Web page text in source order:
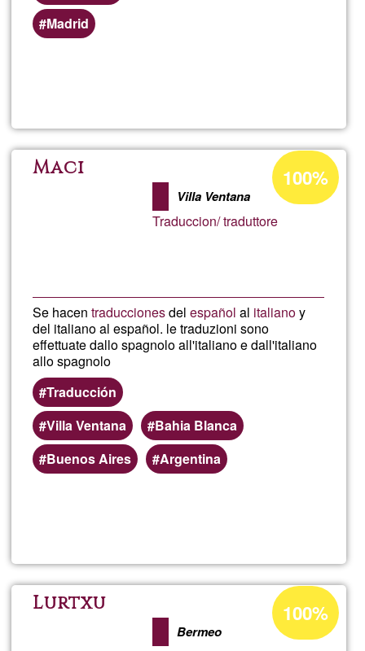
Madrid
Maci
Villa Ventana
Traduccion/ traduttore
Se hacentraduccionesdelespañol al italianoy
del italiano al español. le traduzioni sono
effettuate dallo spagnolo all'italiano e dall'italiano
allo spagnolo
Traducción
Villa Ventana
Bahia Blanca
Buenos Aires
Argentina
Porcentaje
de
aceptación
de
100%
Maci
Lurtxu
Bermeo
Porcentaje
de
aceptación
100%